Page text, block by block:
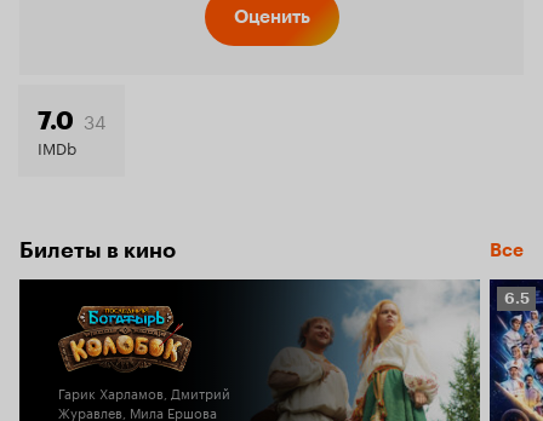
Оценить
7.0 34
IMDb
Билеты в кино Все
Гарик Харламов, Дмитрий
Журавлев, Мила Ершова
6.5
6.5